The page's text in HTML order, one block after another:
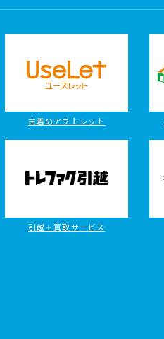
古着のアウトレット
引越＋買取サービス